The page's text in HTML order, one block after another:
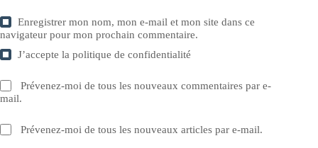
Enregistrer mon nom, mon e-mail et mon site dans ce
navigateur pour mon prochain commentaire.
J’accepte lapolitique de confidentialité
Prévenez-moi de tous les nouveaux commentaires par e-
mail.
Prévenez-moi de tous les nouveaux articles par e-mail.